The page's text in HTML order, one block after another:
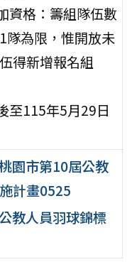
資格：籌組隊伍數
隊為限，惟開放未
得新增報名組
至115年5月29日
園市第10屆公教
計畫0525
教人員羽球錦標